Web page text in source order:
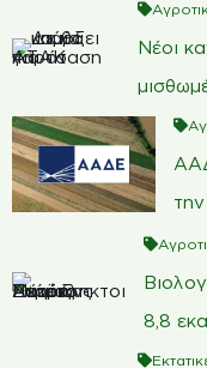
Νέοι
8,8